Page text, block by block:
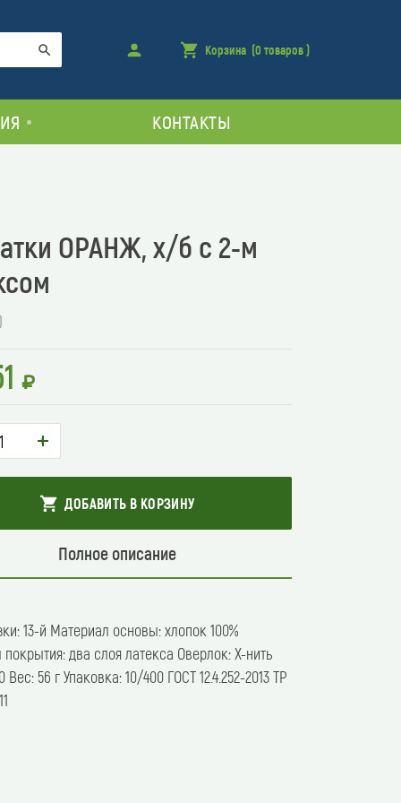
Поиск
Войти Корзина
товара
(0 товаров )
КОНТАКТЫ
ОРАНЖ, х/б с 2-м
+
ДОБАВИТЬ В КОРЗИНУ
Полное описание
13-й Материал основы: хлопок 100%
два слоя латекса Оверлок: Х-нить
Вес: 56 г Упаковка: 10/400 ГОСТ 12.4.252-2013 ТР